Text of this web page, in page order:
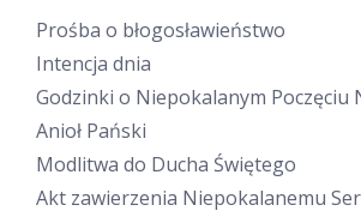
Prośba o błogosławieństwo
Intencja dnia
Godzinki o Niepokalanym Poczęciu
Anioł Pański
Modlitwa do Ducha Świętego
Akt zawierzenia Niepokalanemu